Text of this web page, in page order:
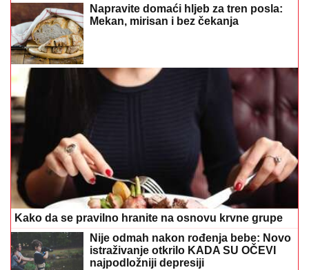
Napravite domaći hljeb za tren posla:
Mekan, mirisan i bez čekanja
Kako da se pravilno hranite na osnovu krvne grupe
Nije odmah nakon rođenja bebe: Novo
istraživanje otkrilo KADA SU OČEVI
najpodložniji depresiji